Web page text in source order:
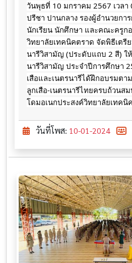
วันพุธที่ 10 มกราคม 2567 เวลา
ปรีชา ปานกลาง รองผู้อำนวยก
นักเรียน นักศึกษา และคณะครูก
วิทยาลัยเทคนิคตราด จัดพิธีเตรี
นารีวิสามัญ (ประดับแถบ 2 สี) ใ
นารีวิสามัญ ประจำปีการศึกษา
เสือและเนตรนารีได้ฝึกอบรมตา
ลูกเสือ-เนตรนารีไทยครบถ้วน
โดมอเนกประสงค์วิทยาลัยเทคนิ
วันที่โพส: 10-01-2024